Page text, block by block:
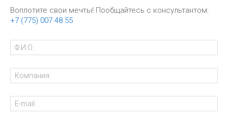
Воплотите свои мечты! Пообщайтесь с консультантом:
+7 (775) 007 48 55